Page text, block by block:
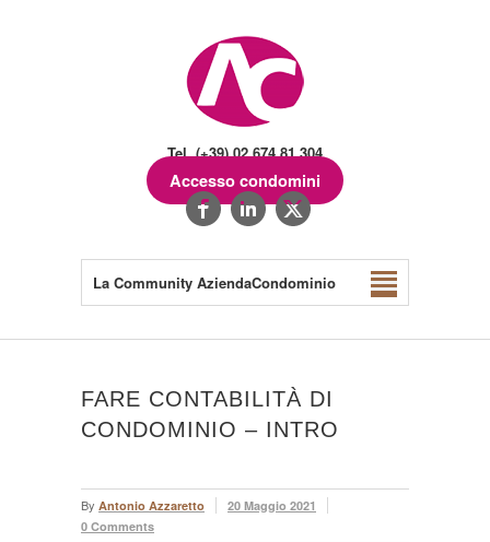
Tel. (+39) 02.674.81.304
Accesso condomini
La Community AziendaCondominio
FARE CONTABILITÀ DI
CONDOMINIO – INTRO
By Antonio Azzaretto
20 Maggio 2021
0 Comments